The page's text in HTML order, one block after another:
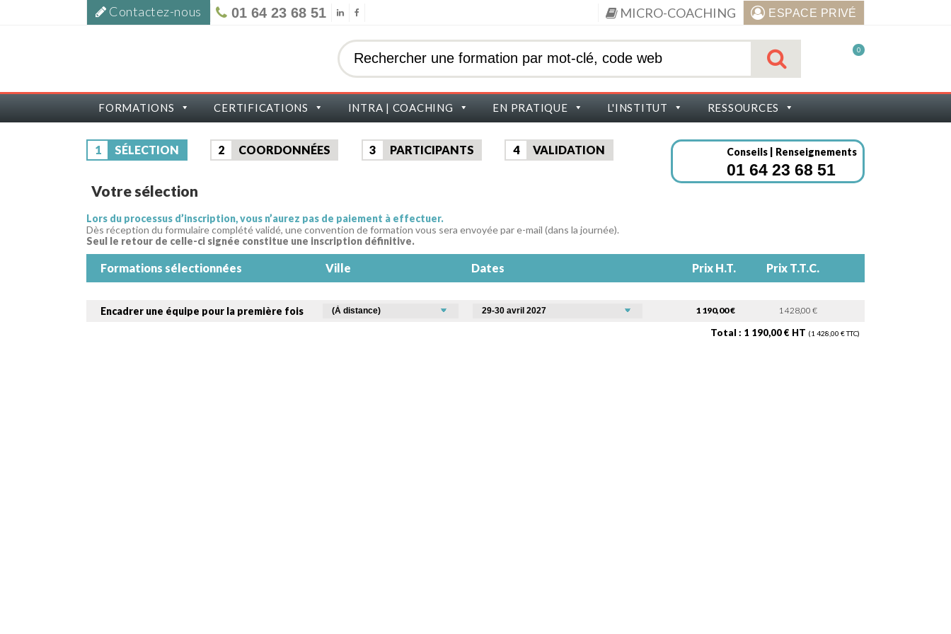
Contactez-nous 01 64 23 68 51 MICRO-COACHING ESPACE PRIVÉ
0
FORMATIONS CERTIFICATIONS INTRA | COACHING EN PRATIQUE L'INSTITUT RESSOURCES
1 SÉLECTION 2 COORDONNÉES 3 PARTICIPANTS 4 VALIDATION Conseils | Renseignements
01 64 23 68 51
Votre sélection
Lors du processus d’inscription, vous n’aurez pas de paiement à effectuer.
Dès réception du formulaire complété validé, une convention de formation vous sera envoyée par e-mail (dans la journée).
Seul le retour de celle-ci signée constitue une inscription définitive.
Formations sélectionnées Ville Dates Prix H.T. Prix T.T.C.
Total : 1 190,00 € HT (1 428,00 € TTC)
Encadrer une équipe pour la première fois 1 190,00 € 1 428,00 €